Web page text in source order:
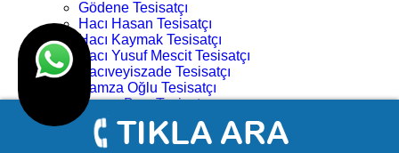
Gödene Tesisatçı
Hacı Hasan Tesisatçı
Hacı Kaymak Tesisatçı
Hacı Yusuf Mescit Tesisatçı
Hacıveyiszade Tesisatçı
Hamza Oğlu Tesisatçı
Hanay Başı Tesisatçı
Harmancık Tesisatçı
Hocacihan Tesisatçı